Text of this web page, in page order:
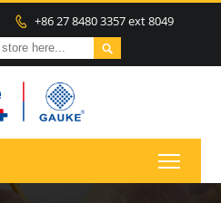
 +86 27 8480 3357 ext 8049
